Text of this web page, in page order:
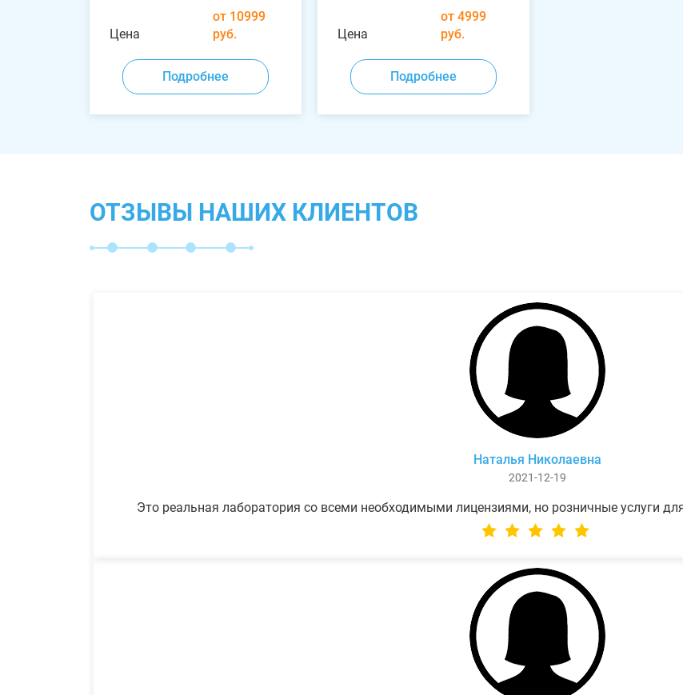
Цена
от 10999
руб.
Подробнее
Цена
от 4999
руб.
Подробнее
ОТЗЫВЫ НАШИХ КЛИЕНТОВ
Наталья Николаевна
2021-12-19
Это реальная лаборатория со всеми необходимыми лицензиями, но розничные услуги